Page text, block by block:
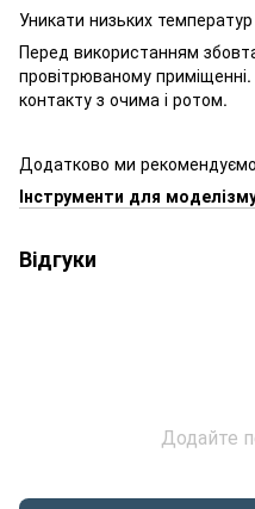
Уникати низьких температур
Перед використанням
провітрюваному
контакту з очима і ротом.
Додатково ми
Інструменти для
Відгуки
Додайте